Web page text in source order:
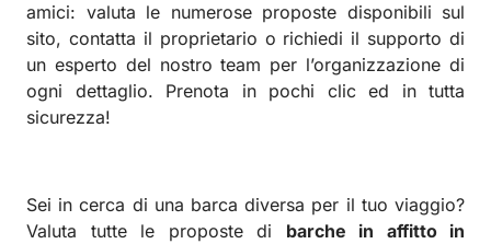
amici: valuta le numerose proposte disponibili sul
sito, contatta il proprietario o richiedi il supporto di
un esperto del nostro team per l’organizzazione di
ogni dettaglio. Prenota in pochi clic ed in tutta
sicurezza!
Sei in cerca di una barca diversa per il tuo viaggio?
Valuta tutte le proposte di barche in affitto in